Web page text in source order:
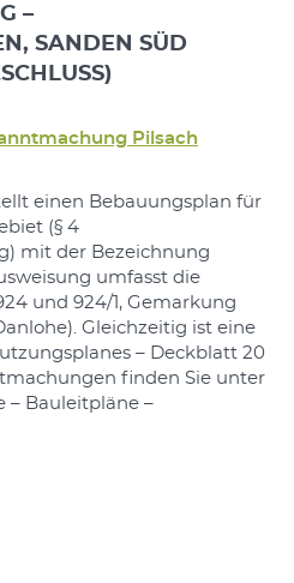
–
SANDEN SÜD
Pilsach
einen Bebauungsplan für
(§ 4
mit der Bezeichnung
umfasst die
und 924/1, Gemarkung
Gleichzeitig ist eine
– Deckblatt 20
finden Sie unter
– Bauleitpläne –